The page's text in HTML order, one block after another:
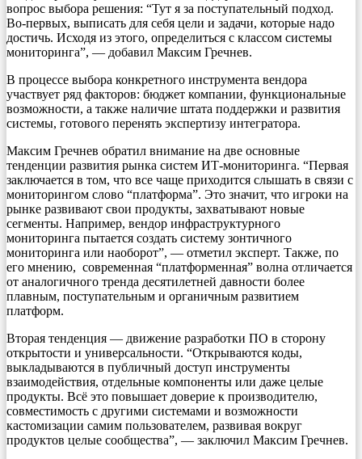
вопрос выбора решения: “Тут я за поступательный подход.
Во-первых, выписать для себя цели и задачи, которые надо
достичь. Исходя из этого, определиться с классом системы
мониторинга”, — добавил Максим Гречнев.
В процессе выбора конкретного инструмента вендора
участвует ряд факторов: бюджет компании, функциональные
возможности, а также наличие штата поддержки и развития
системы, готового перенять экспертизу интегратора.
Максим Гречнев обратил внимание на две основные
тенденции развития рынка систем ИТ-мониторинга. “Первая
заключается в том, что все чаще приходится слышать в связи с
мониторингом слово “платформа”. Это значит, что игроки на
рынке развивают свои продукты, захватывают новые
сегменты. Например, вендор инфраструктурного
мониторинга пытается создать систему зонтичного
мониторинга или наоборот”, — отметил эксперт. Также, по
его мнению, современная “платформенная” волна отличается
от аналогичного тренда десятилетней давности более
плавным, поступательным и органичным развитием
платформ.
Вторая тенденция — движение разработки ПО в сторону
открытости и универсальности. “Открываются коды,
выкладываются в публичный доступ инструменты
взаимодействия, отдельные компоненты или даже целые
продукты. Всё это повышает доверие к производителю,
совместимость с другими системами и возможности
кастомизации самим пользователем, развивая вокруг
продуктов целые сообщества”, — заключил Максим Гречнев.